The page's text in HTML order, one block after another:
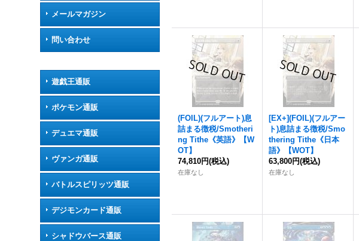
メールマガジン
問い合わせ
遊戯王通販
ポケモン通販
デュエマ通販
ヴァンガ通販
バトルスピリッツ通販
デジモンカード通販
シャドウバース通販
(FOIL)(フルアート)息
詰まる徴税/Smotheri
ng Tithe《英語》【W
OT】
74,810円(税込)
在庫なし
[EX+](FOIL)(フルアー
ト)息詰まる徴税/Smo
thering Tithe《日本
語》【WOT】
63,800円(税込)
在庫なし